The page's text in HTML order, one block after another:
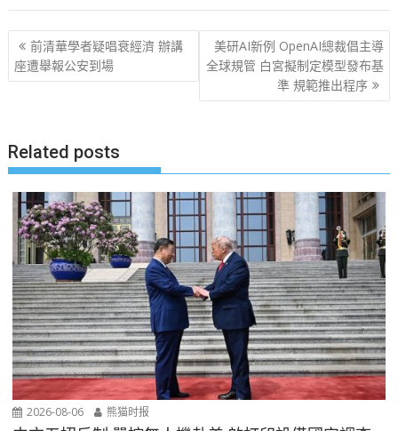
文
章
前清華學者疑唱衰經濟 辦講
座遭舉報公安到場
美研AI新例 OpenAI總裁倡主導
全球規管 白宮擬制定模型發布基
準 規範推出程序
Related posts
2026-08-06 熊猫时报